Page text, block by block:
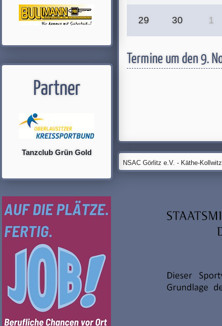
29 30 1
Termine um den 9.
NSAC Görlitz e.V. - Käthe-
Partner
Tanzclub Grün Gold